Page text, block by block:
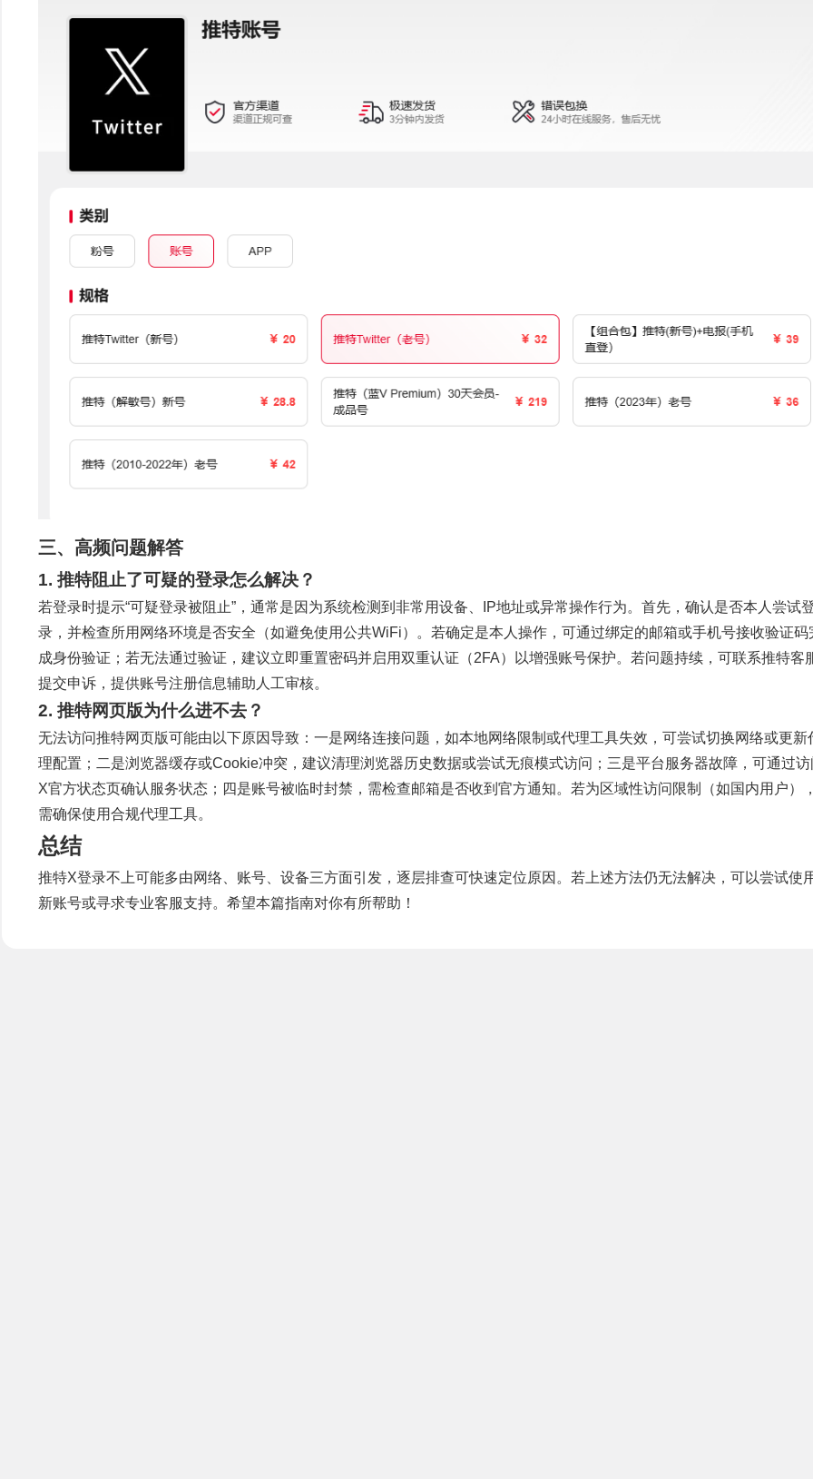
三、高频问题解答
1. 推特阻止了可疑的登录怎么解决？
若登录时提示“可疑登录被阻止”，通常是因为系统检测到非常用设备、IP地址或异常操作行为。首先，确认是否本人尝试
录，并检查所用网络环境是否安全（如避免使用公共WiFi）。若确定是本人操作，可通过绑定的邮箱或手机号接收验证码
成身份验证；若无法通过验证，建议立即重置密码并启用双重认证（2FA）以增强账号保护。若问题持续，可联系推特客
提交申诉，提供账号注册信息辅助人工审核。
2. 推特网页版为什么进不去？
无法访问推特网页版可能由以下原因导致：一是网络连接问题，如本地网络限制或代理工具失效，可尝试切换网络或更新
理配置；二是浏览器缓存或Cookie冲突，建议清理浏览器历史数据或尝试无痕模式访问；三是平台服务器故障，可通过访
X官方状态页确认服务状态；四是账号被临时封禁，需检查邮箱是否收到官方通知。若为区域性访问限制（如国内用户），
需确保使用合规代理工具。
总结
推特X登录不上可能多由网络、账号、设备三方面引发，逐层排查可快速定位原因。若上述方法仍无法解决，可以尝试使
新账号或寻求专业客服支持。希望本篇指南对你有所帮助！